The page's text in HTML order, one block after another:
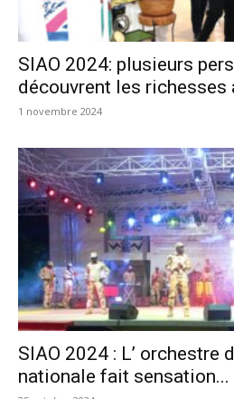
SIAO 2024: plusieurs
découvrent les richesses
1 novembre 2024
SIAO 2024 : L’ orchestre
nationale fait sensation...